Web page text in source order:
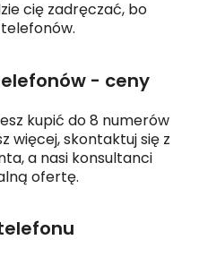
cię zadręczać, bo
- ceny
kupić do 8 numerów
więcej, skontaktuj się z
a nasi konsultanci
ofertę.